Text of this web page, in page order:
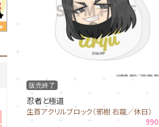
販売終了
忍者と極道
生首アクリルブロック（邪樹 右龍／休日）